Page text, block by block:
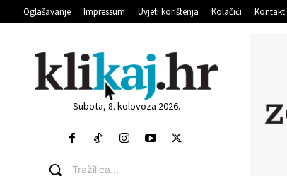
Oglašavanje Impressum Uvjeti korištenja Kolačići Kontakt
Subota, 8. kolovoza 2026.
Tražilica...